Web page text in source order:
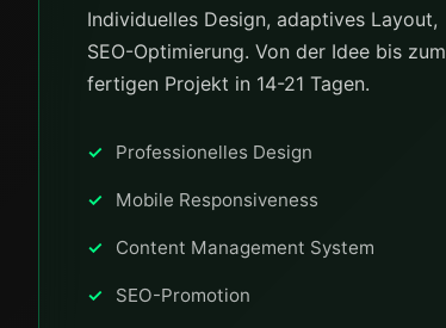
Individuelles Design, adaptives Layout,
SEO-Optimierung. Von der Idee bis zum
fertigen Projekt in 14-21 Tagen.
Professionelles Design
Mobile Responsiveness
Content Management System
SEO-Promotion